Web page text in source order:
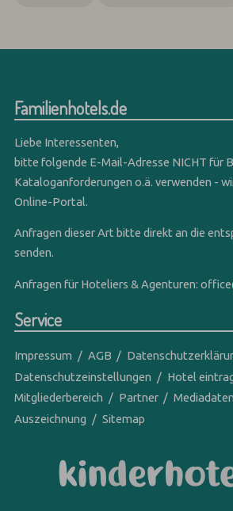
Familienhotels.de
Liebe Interessenten,
bitte folgende E-Mail-Adresse NICHT für
Kataloganforderungen o.ä. verwenden -
Online-Portal.
Anfragen dieser Art bitte direkt an die
senden.
Anfragen für Hoteliers & Agenturen:
Service
Impressum AGB
Datenschutzeinstellungen
Hotel
Mitgliederbereich
Partner Mediadaten
Auszeichnung
Sitemap